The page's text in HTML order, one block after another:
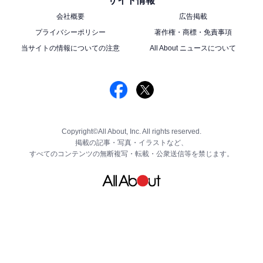
会社概要
広告掲載
プライバシーポリシー
著作権・商標・免責事項
当サイトの情報についての注意
All About ニュースについて
Copyright©All About, Inc. All rights reserved.
掲載の記事・写真・イラストなど、
すべてのコンテンツの無断複写・転載・公衆送信等を禁じます。